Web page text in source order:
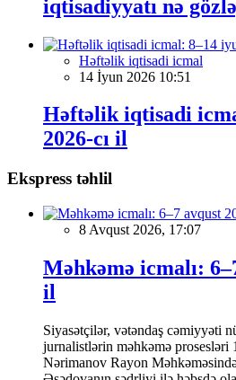
iqtisadiyyatı nə
Həftəlik iqtisadi icmal
14 İyun 2026 10:51
Həftəlik iqtisadi
2026-cı il
Ekspress təhlil
8 Avqust 2026, 17:07
Məhkəmə icmalı:
il
Siyasətçilər, vətəndaş cəmiyyəti
jurnalistlərin məhkəmə prosesləri
Nərimanov Rayon